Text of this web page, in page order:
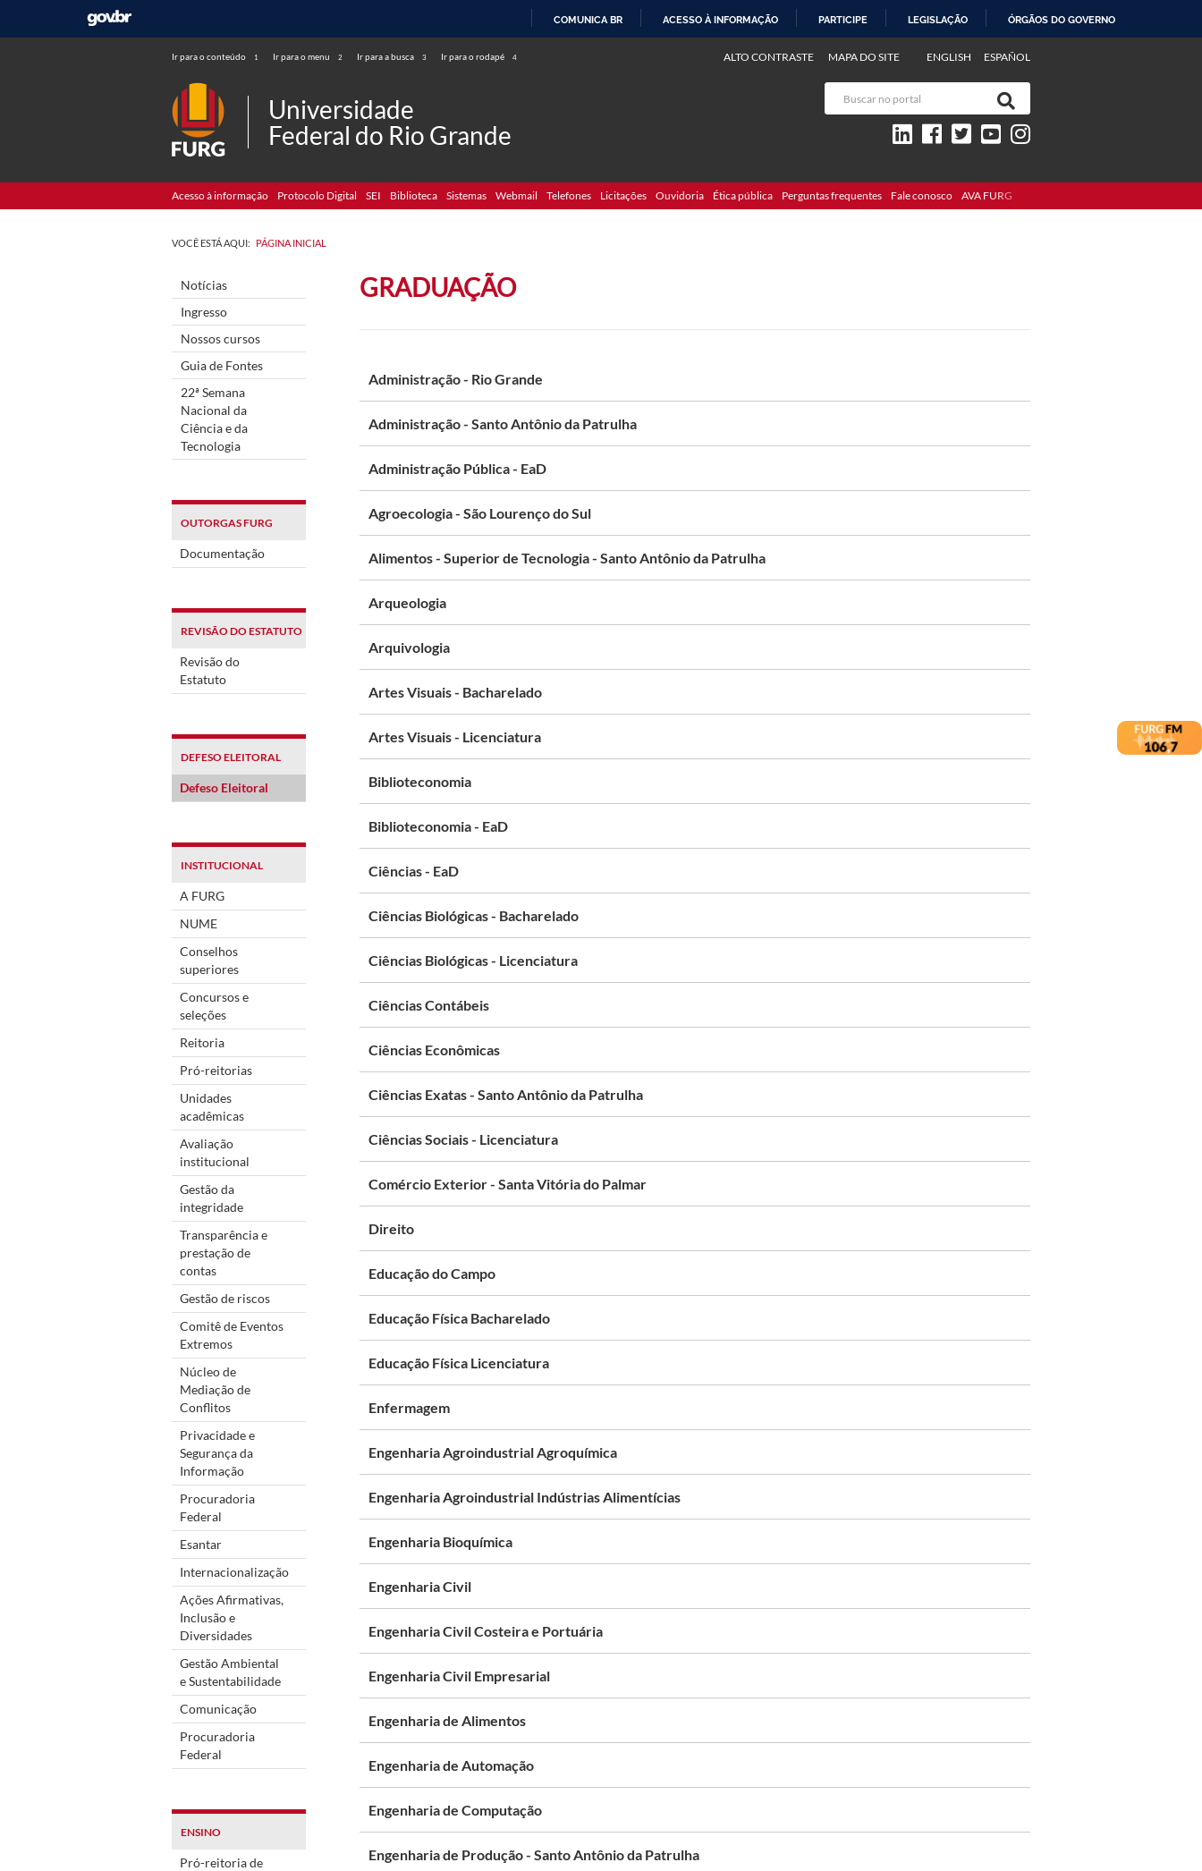
COMUNICA BR ACESSO À INFORMAÇÃO PARTICIPE LEGISLAÇÃO ÓRGÃOS DO GOVERNO
Ir para o conteúdo 1 Ir para o menu 2 Ir para a busca 3 Ir para o rodapé 4 ENGLISH ESPAÑOL
ALTO CONTRASTE MAPA DO SITE
Universidade
Federal do Rio Grande
Acesso à informação Protocolo Digital SEI Biblioteca Sistemas Webmail Telefones Licitações Ouvidoria Ética pública Perguntas frequentes Fale conosco AVA FURG
VOCÊ ESTÁ AQUI: PÁGINA INICIAL
Notícias
Ingresso
Nossos cursos
Guia de Fontes
22ª Semana
Nacional da
Ciência e da
Tecnologia
OUTORGAS FURG
Documentação
REVISÃO DO ESTATUTO
Revisão do
Estatuto
DEFESO ELEITORAL
Defeso Eleitoral
INSTITUCIONAL
A FURG
NUME
Conselhos
superiores
Concursos e
seleções
Reitoria
Pró-reitorias
Unidades
acadêmicas
Avaliação
institucional
Gestão da
integridade
Transparência e
prestação de
contas
Gestão de riscos
Comitê de Eventos
Extremos
Núcleo de
Mediação de
Conflitos
Privacidade e
Segurança da
Informação
Procuradoria
Federal
Esantar
Internacionalização
Ações Afirmativas,
Inclusão e
Diversidades
Gestão Ambiental
e Sustentabilidade
Comunicação
Procuradoria
Federal
ENSINO
Pró-reitoria de
GRADUAÇÃO
Administração - Rio Grande
Administração - Santo Antônio da Patrulha
Administração Pública - EaD
Agroecologia - São Lourenço do Sul
Alimentos - Superior de Tecnologia - Santo Antônio da Patrulha
Arqueologia
Arquivologia
Artes Visuais - Bacharelado
Artes Visuais - Licenciatura
Biblioteconomia
Biblioteconomia - EaD
Ciências - EaD
Ciências Biológicas - Bacharelado
Ciências Biológicas - Licenciatura
Ciências Contábeis
Ciências Econômicas
Ciências Exatas - Santo Antônio da Patrulha
Ciências Sociais - Licenciatura
Comércio Exterior - Santa Vitória do Palmar
Direito
Educação do Campo
Educação Física Bacharelado
Educação Física Licenciatura
Enfermagem
Engenharia Agroindustrial Agroquímica
Engenharia Agroindustrial Indústrias Alimentícias
Engenharia Bioquímica
Engenharia Civil
Engenharia Civil Costeira e Portuária
Engenharia Civil Empresarial
Engenharia de Alimentos
Engenharia de Automação
Engenharia de Computação
Engenharia de Produção - Santo Antônio da Patrulha